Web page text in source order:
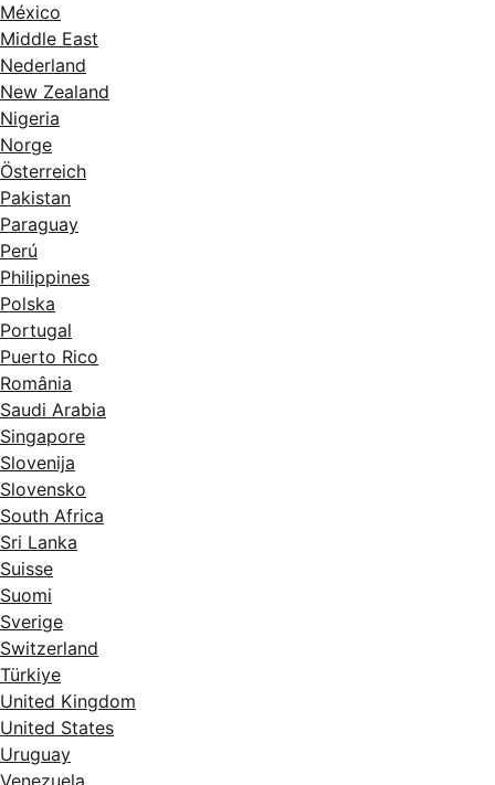
México
Middle East
Nederland
New Zealand
Nigeria
Norge
Österreich
Pakistan
Paraguay
Perú
Philippines
Polska
Portugal
Puerto Rico
România
Saudi Arabia
Singapore
Slovenija
Slovensko
South Africa
Sri Lanka
Suisse
Suomi
Sverige
Switzerland
Türkiye
United Kingdom
United States
Uruguay
Venezuela